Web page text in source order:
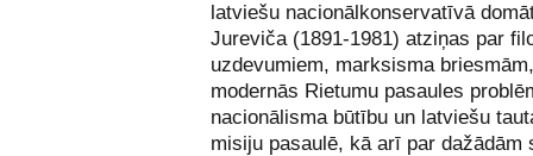
latviešu nacionālkonservatīvā
Jureviča (1891-1981) atziņas par
uzdevumiem, marksisma briesmām,
modernās Rietumu pasaules
nacionālisma būtību un latviešu
misiju pasaulē, kā arī par dažādām